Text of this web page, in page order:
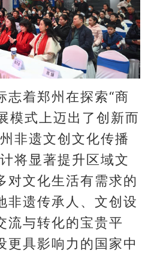
志着郑州在探索“商
模式上迈出了创新而
非遗文创文化传播
将显著提升区域文
对文化生活有需求的
非遗传承人、文创设
流与转化的宝贵平
更具影响力的国家中